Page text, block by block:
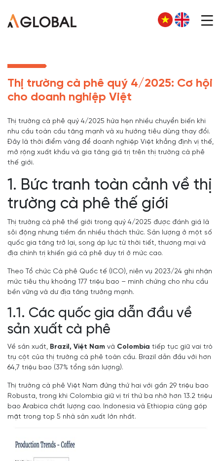
Thị trường cà phê quý 4/2025: Cơ hội
cho doanh nghiệp Việt
Thị trường cà phê quý 4/2025 hứa hẹn nhiều chuyển biến khi
nhu cầu toàn cầu tăng mạnh và xu hướng tiêu dùng thay đổi.
Đây là thời điểm vàng để doanh nghiệp Việt khẳng định vị thế,
mở rộng xuất khẩu và gia tăng giá trị trên thị trường cà phê
thế giới.
1. Bức tranh toàn cảnh về thị
trường cà phê thế giới
Thị trường cà phê thế giới trong quý 4/2025 được đánh giá là
sôi động nhưng tiềm ẩn nhiều thách thức. Sản lượng ở một số
quốc gia tăng trở lại, song áp lực từ thời tiết, thương mại và
địa chính trị khiến giá cà phê duy trì ở mức cao.
Theo Tổ chức Cà phê Quốc tế (ICO), niên vụ 2023/24 ghi nhận
mức tiêu thụ khoảng 177 triệu bao – minh chứng cho nhu cầu
bền vững và dư địa tăng trưởng mạnh.
1.1. Các quốc gia dẫn đầu về
sản xuất cà phê
Về sản xuất, Brazil, Việt Nam và Colombia tiếp tục giữ vai trò
trụ cột của thị trường cà phê toàn cầu. Brazil dẫn đầu với hơn
64,7 triệu bao (37% tổng sản lượng).
Thị trường cà phê Việt Nam đứng thứ hai với gần 29 triệu bao
Robusta, trong khi Colombia giữ vị trí thứ ba nhờ hơn 13.2 triệu
bao Arabica chất lượng cao. Indonesia và Ethiopia cũng góp
mặt trong top 5 nhà sản xuất lớn nhất.